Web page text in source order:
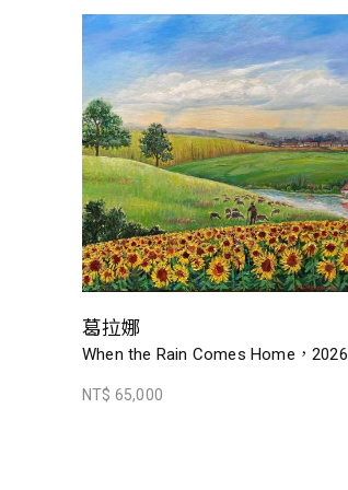
葛拉娜
When the Rain Comes Home，2026
NT$ 65,000